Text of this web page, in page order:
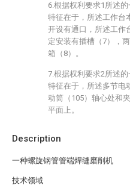
Description
一种螺旋钢管管端焊缝磨削机
技术领域
6.根据权利要求1所述
特征在于，所述工作台
开设有通口，所述工作
定安装有插槽（7），
箱（8）。
7.根据权利要求2所述
特征在于，所述多节电
动筒（105）轴心处和
平面上。